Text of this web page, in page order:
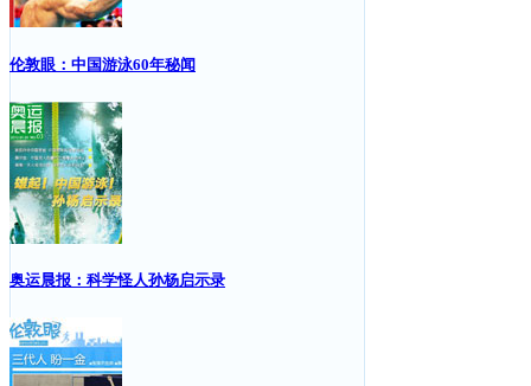
伦敦眼：中国游泳60年秘闻
奥运晨报：科学怪人孙杨启示录